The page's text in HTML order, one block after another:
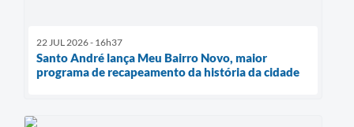
22 JUL 2026 - 16h37
Santo André lança Meu Bairro Novo, maior
programa de recapeamento da história da cidade